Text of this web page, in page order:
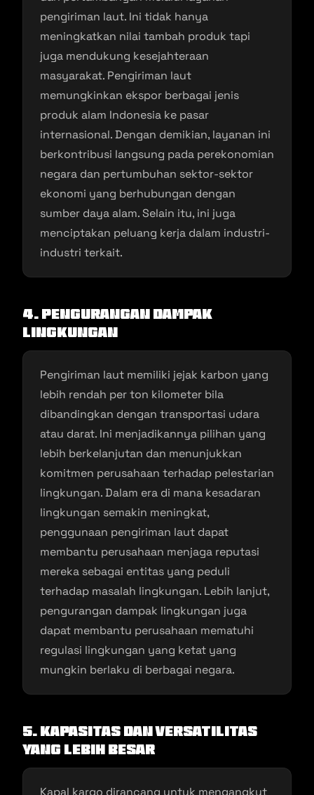
pengiriman laut. Ini tidak hanya
meningkatkan nilai tambah produk tapi
juga mendukung kesejahteraan
masyarakat. Pengiriman laut
memungkinkan ekspor berbagai jenis
produk alam Indonesia ke pasar
internasional. Dengan demikian, layanan ini
berkontribusi langsung pada perekonomian
negara dan pertumbuhan sektor-sektor
ekonomi yang berhubungan dengan
sumber daya alam. Selain itu, ini juga
menciptakan peluang kerja dalam industri-
industri terkait.
4. Pengurangan Dampak
Lingkungan
Pengiriman laut memiliki jejak karbon yang
lebih rendah per ton kilometer bila
dibandingkan dengan transportasi udara
atau darat. Ini menjadikannya pilihan yang
lebih berkelanjutan dan menunjukkan
komitmen perusahaan terhadap pelestarian
lingkungan. Dalam era di mana kesadaran
lingkungan semakin meningkat,
penggunaan pengiriman laut dapat
membantu perusahaan menjaga reputasi
mereka sebagai entitas yang peduli
terhadap masalah lingkungan. Lebih lanjut,
pengurangan dampak lingkungan juga
dapat membantu perusahaan mematuhi
regulasi lingkungan yang ketat yang
mungkin berlaku di berbagai negara.
5. Kapasitas dan Versatilitas
yang Lebih Besar
Kapal kargo dirancang untuk mengangkut